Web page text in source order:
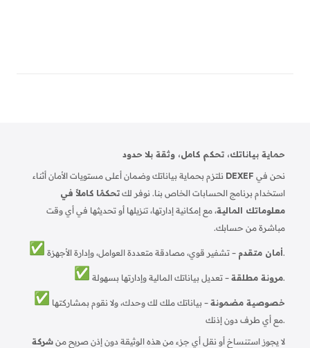
حماية بياناتك، تحكم كامل، وثقة بلا حدود
نحن في DEXEF نلتزم بحماية بياناتك وضمان أعلى مستويات الأمان أثناء
استخدام برنامج الحسابات الخاص بنا. نوفر لك تحكمًا كاملاً في
معلوماتك المالية، مع إمكانية إدارتها، تنزيلها أو تحديثها في أي وقت
مباشرة من حسابك.
أمان متقدم– تشفير قوي، مصادقة متعددة العوامل، وإدارة الأجهزة.
مرونة مطلقة– تعديل بياناتك المالية وإدارتها بسهولة.
خصوصية مضمونة – بياناتك ملك لك وحدك، ولا نقوم بمشاركتها
مع أي طرف دون إذنك.
لا يجوز استنساخ أو نقل أي جزء من هذه الوثيقة دون إذن صريح من شركة